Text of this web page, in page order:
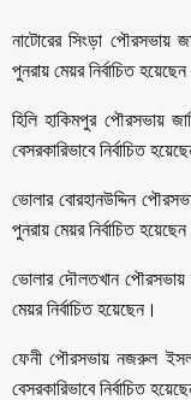
নাটোরের সিংড়া
পুনরায় মেয়র নির্বাচিত
হিলি হাকিমপুর পৌরসভায়
বেসরকারিভাবে নির্বাচিত
ভোলার বোরহানউদ্দিন
পুনরায় মেয়র নির্বাচিত
ভোলার দৌলতখান পৌরসভায়
মেয়র নির্বাচিত হয়েছেন।
ফেনী পৌরসভায় নজরুল
বেসরকারিভাবে নির্বাচিত